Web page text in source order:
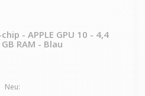
- APPLE GPU 10 - 4,4
RAM - Blau
Neu: